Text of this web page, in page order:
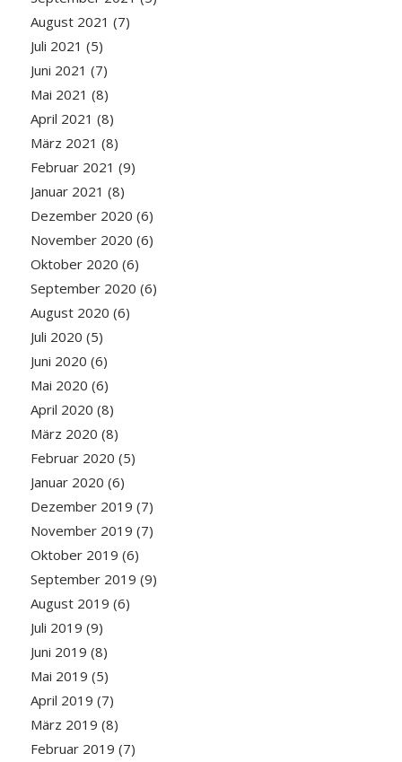
August 2021 (7)
Juli 2021 (5)
Juni 2021 (7)
Mai 2021 (8)
April 2021 (8)
März 2021 (8)
Februar 2021 (9)
Januar 2021 (8)
Dezember 2020 (6)
November 2020 (6)
Oktober 2020 (6)
September 2020 (6)
August 2020 (6)
Juli 2020 (5)
Juni 2020 (6)
Mai 2020 (6)
April 2020 (8)
März 2020 (8)
Februar 2020 (5)
Januar 2020 (6)
Dezember 2019 (7)
November 2019 (7)
Oktober 2019 (6)
September 2019 (9)
August 2019 (6)
Juli 2019 (9)
Juni 2019 (8)
Mai 2019 (5)
April 2019 (7)
März 2019 (8)
Februar 2019 (7)